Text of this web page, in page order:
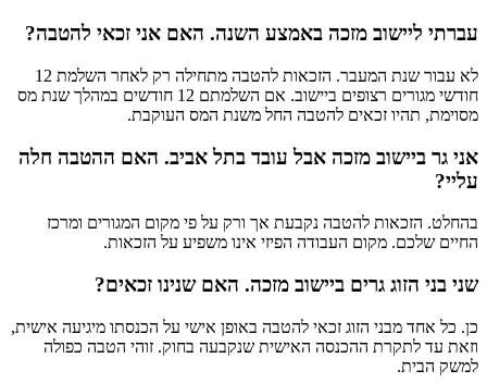
עברתי ליישוב מזכה באמצע השנה. האם אני זכאי להטבה?
לא עבור שנת המעבר. הזכאות להטבה מתחילה רק לאחר השלמת 12
חודשי מגורים רצופים ביישוב. אם השלמתם 12 חודשים במהלך שנת מס
מסוימת, תהיו זכאים להטבה החל משנת המס העוקבת.
אני גר ביישוב מזכה אבל עובד בתל אביב. האם ההטבה חלה
עליי?
בהחלט. הזכאות להטבה נקבעת אך ורק על פי מקום המגורים ומרכז
החיים שלכם. מקום העבודה הפיזי אינו משפיע על הזכאות.
שני בני הזוג גרים ביישוב מזכה. האם שנינו זכאים?
כן. כל אחד מבני הזוג זכאי להטבה באופן אישי על הכנסתו מיגיעה אישית,
וזאת עד לתקרת ההכנסה האישית שנקבעה בחוק. זוהי הטבה כפולה
למשק הבית.